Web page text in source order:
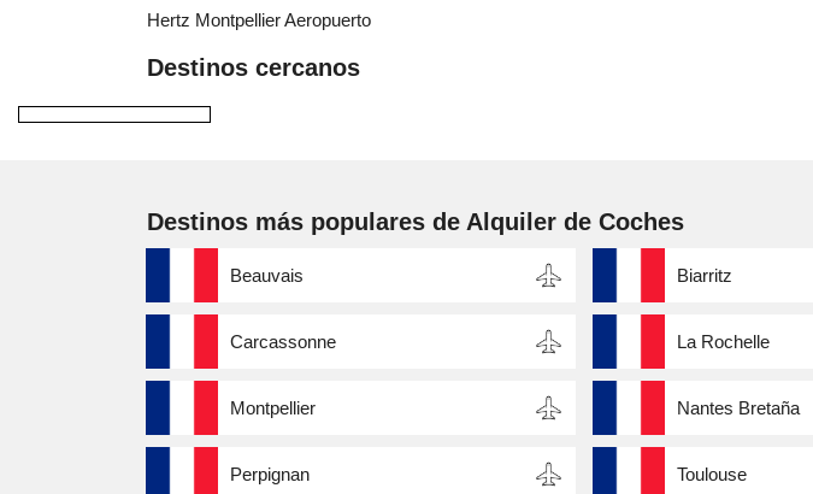
Hertz Montpellier Aeropuerto
Destinos cercanos
Destinos más populares de Alquiler de Coches
Beauvais Biarritz
Carcassonne La Rochelle
Montpellier Nantes Bretaña
Perpignan Toulouse